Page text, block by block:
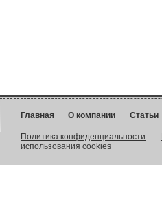
Главная О компании Статьи
Политика конфиденциальности
использования cookies